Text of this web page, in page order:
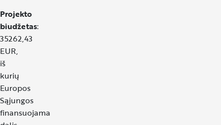
Projekto
biudžetas:
35262,43
EUR,
iš
kurių
Europos
Sąjungos
finansuojama